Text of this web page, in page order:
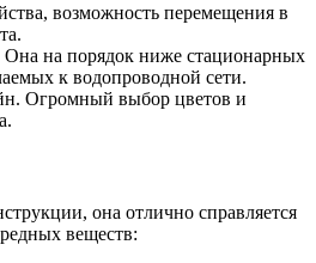
возможность перемещения в
Она на порядок ниже стационарных
к водопроводной сети.
Огромный выбор цветов и
она отлично справляется
веществ: